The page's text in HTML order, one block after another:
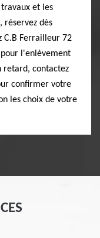
et les
réservez dès
C.B Ferrailleur 72
pour l'enlèvement
retard, contactez
confirmer votre
les choix de votre